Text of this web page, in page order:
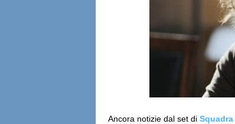
Ancora notizie dal set di